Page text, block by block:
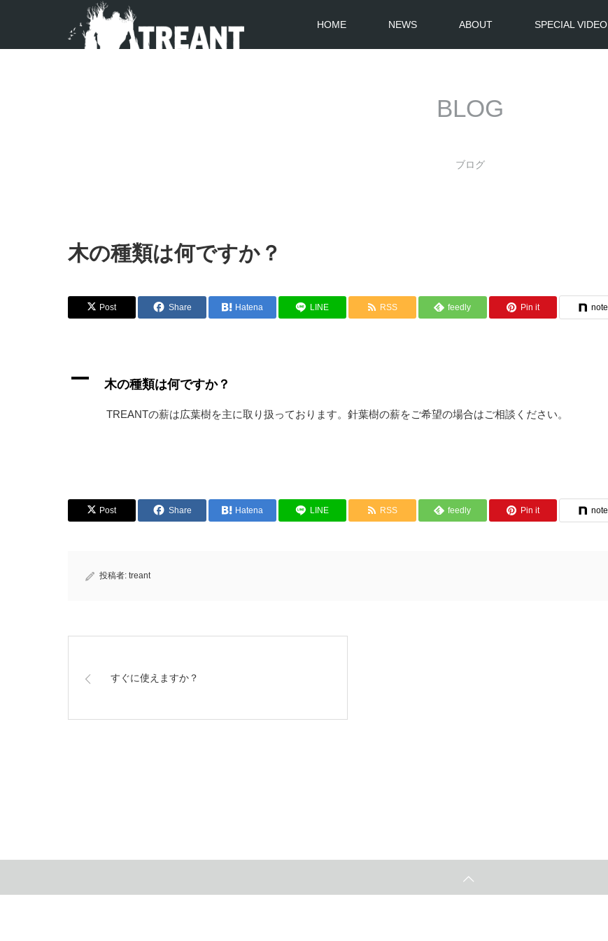
HOME NEWS ABOUT SPECIAL VIDEO
BLOG
ブログ
木の種類は何ですか？
Post Share Hatena LINE RSS feedly Pin it note
A 木の種類は何ですか？
TREANTの薪は広葉樹を主に取り扱っております。針葉樹の薪をご希望の場合はご相談ください。
Post Share Hatena LINE RSS feedly Pin it note
投稿者: treant
すぐに使えますか？